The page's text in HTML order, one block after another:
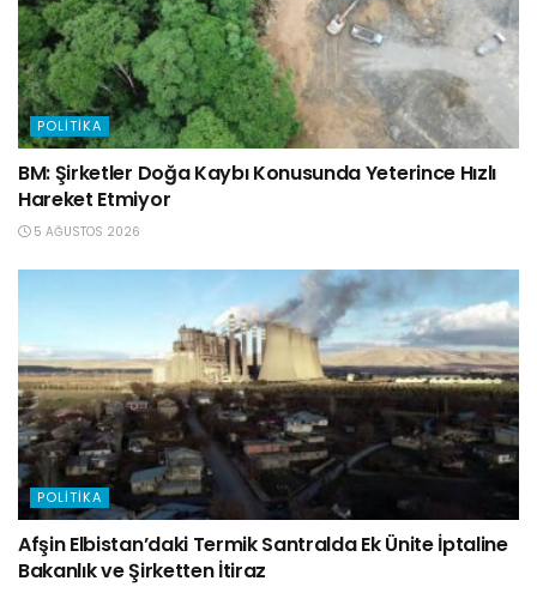
POLITIKA
BM: Şirketler Doğa Kaybı Konusunda Yeterince Hızlı
Hareket Etmiyor
5 AĞUSTOS 2026
POLITIKA
Afşin Elbistan’daki Termik Santralda Ek Ünite İptaline
Bakanlık ve Şirketten İtiraz